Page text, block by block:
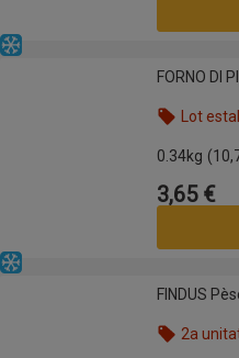
FORNO DI PIETRA Pizza 4
Congelat
FORNO DI
Lot
0.34kg
Preu
3,65 €
FINDUS Pèsols super fins
Congelat
FINDUS
2a